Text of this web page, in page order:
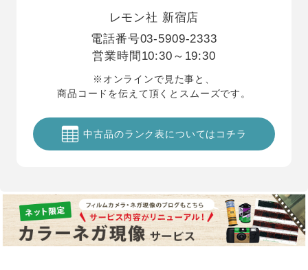
レモン社 新宿店
電話番号03-5909-2333
営業時間 10:30～19:30
※オンラインで見た事と、
商品コードを伝えて頂くとスムーズです。
中古品のランク表についてはコチラ